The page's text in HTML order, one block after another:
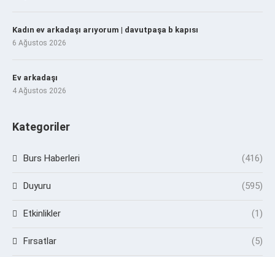
Kadın ev arkadaşı arıyorum | davutpaşa b kapısı
6 Ağustos 2026
Ev arkadaşı
4 Ağustos 2026
Kategoriler
Burs Haberleri (416)
Duyuru (595)
Etkinlikler (1)
Fırsatlar (5)